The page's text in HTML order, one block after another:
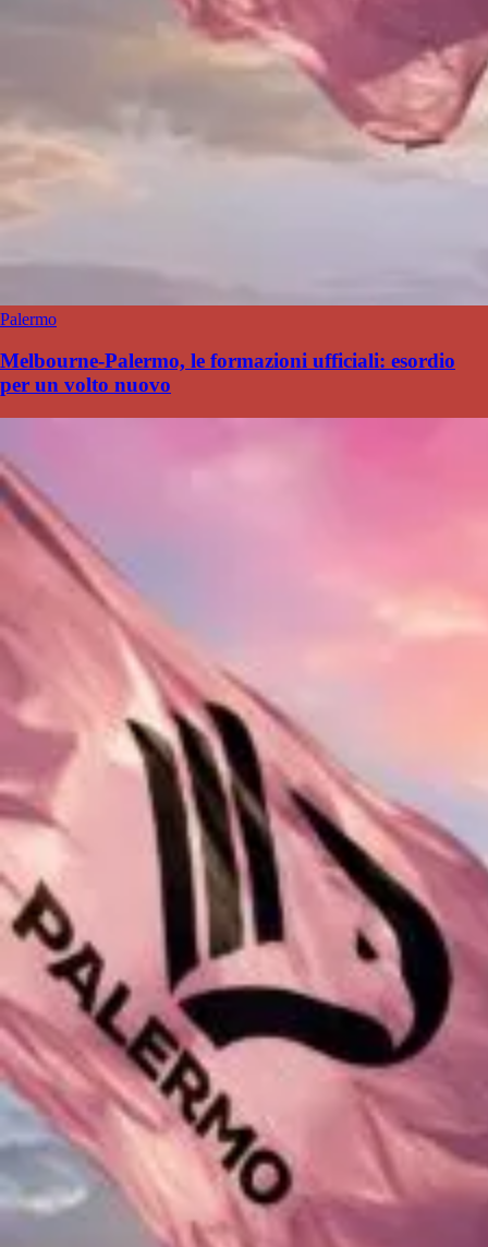
Palermo
Melbourne-Palermo, le formazioni ufficiali: esordio
per un volto nuovo